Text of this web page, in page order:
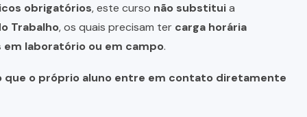
obrigatórios, este curso não substituia
Trabalho, os quais precisam ter carga horária
laboratório ou em campo.
que o próprio aluno entre em contato diretamente